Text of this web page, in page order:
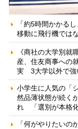
「約5時間かかる
移動に飛行機では
《商社の大学別就
産、住友商事への
実 3大学以外で強
小学生に人気の「
然品薄状態が続く
れ 「選別が本格化
「何がやりたいの